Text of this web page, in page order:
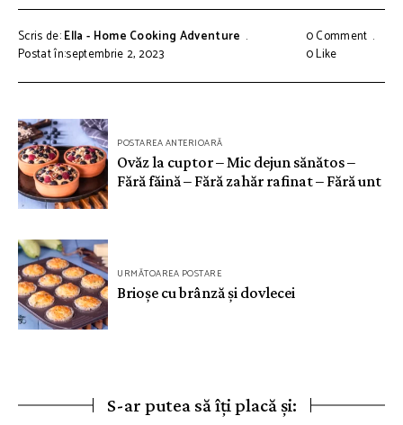
Scris de:Ella - Home Cooking Adventure
Postat în:septembrie 2, 2023
0 Comment
0Like
Navigare
în
articole
POSTAREA ANTERIOARĂ
Ovăz la cuptor – Mic dejun sănătos –
Fără făină – Fără zahăr rafinat – Fără unt
URMĂTOAREA POSTARE
Brioșe cu brânză și dovlecei
S-ar putea să îți placă și: